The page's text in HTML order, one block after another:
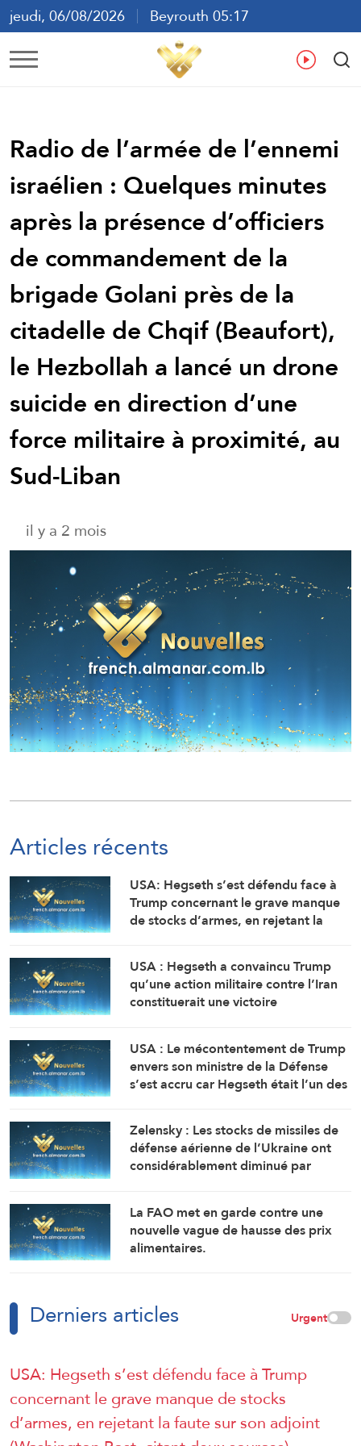
jeudi, 06/08/2026
Beyrouth 05:17
ع
Radio de l’armée de l’ennemi
israélien : Quelques minutes
après la présence d’officiers
de commandement de la
brigade Golani près de la
citadelle de Chqif (Beaufort),
le Hezbollah a lancé un drone
suicide en direction d’une
force militaire à proximité, au
Sud-Liban
il y a 2 mois
Articles récents
USA: Hegseth s’est défendu face à
Trump concernant le grave manque
de stocks d’armes, en rejetant la
Post, citant deux sources)
USA : Hegseth a convaincu Trump
qu’une action militaire contre l’Iran
constituerait une victoire
(Washington Post, citant des
responsables)
USA : Le mécontentement de Trump
envers son ministre de la Défense
s’est accru car Hegseth était l’un des
militaire contre l’Iran ( Washington
Post, citant des responsables)
Zelensky : Les stocks de missiles de
défense aérienne de l’Ukraine ont
considérablement diminué par
La FAO met en garde contre une
nouvelle vague de hausse des prix
alimentaires.
Derniers articles Urgent
USA: Hegseth s’est défendu face à Trump
concernant le grave manque de stocks
d’armes, en rejetant la faute sur son adjoint